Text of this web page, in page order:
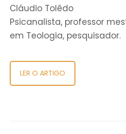
Cláudio Tolêdo
Psicanalista, professor
em Teologia, pesquisador.
LER O ARTIGO